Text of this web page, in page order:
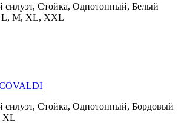
силуэт, Стойка, Однотонный, Белый
M, XL, XXL
силуэт, Стойка, Однотонный, Бордовый
XL